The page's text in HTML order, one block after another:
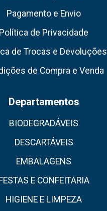
Pagamento e Envio
Política de Privacidade
de Trocas e Devoluções
de Compra e Venda
Departamentos
BIODEGRADÁVEIS
DESCARTÁVEIS
EMBALAGENS
FESTAS E CONFEITARIA
HIGIENE E LIMPEZA